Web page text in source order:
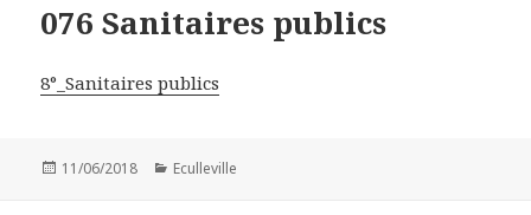
076 Sanitaires publics
8°_Sanitaires publics
Publié
11/06/2018 Catégories
Eculleville